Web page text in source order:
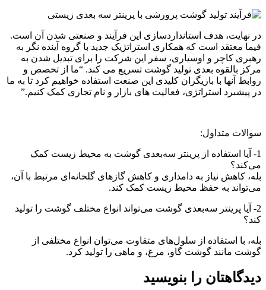
در نهایت، هدف استانداردسازی این فرآیند و صنعتی شدن آن است.
فیما معتقد است که همکاری استراتژیک جدید با گروه آینده نگر به
رهبری کاچر و اوسیاری، سفر این شرکت را برای تبدیل شدن به
مرکز بالقوه بعدی تولید گوشت تسریع می کند. “ما از تخصص و
روابط آنها با بازیگران کلیدی این صنعت استفاده خواهیم کرد تا به ما
در پیشبرد استراتژی، فعالیت های بازار و نام تجاری کمک کنیم.”
سوالات متداول:
1- آیا استفاده از پرینتر سه‌بعدی گوشت به محیط زیست کمک
می‌کند؟
بله، کاهش نیاز به دامداری و کاهش گازهای گلخانه‌ای مرتبط با آن،
می‌تواند به حفظ محیط زیست کمک کند.
2- آیا پرینتر سه‌بعدی گوشت می‌تواند انواع مختلف گوشت را تولید
کند؟
بله، با استفاده از سلول‌های متفاوت می‌توان انواع مختلفی از
گوشت مانند گوشت گاو، مرغ، و ماهی را تولید کرد.
دیدگاهتان را بنویسید